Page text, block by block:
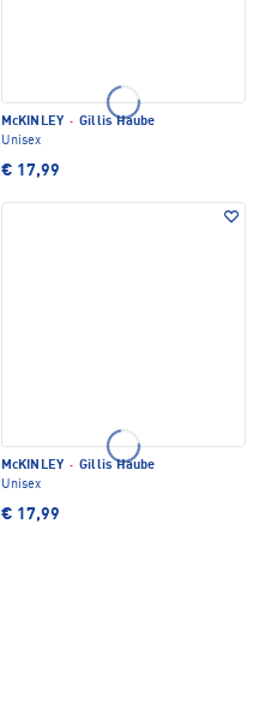
McKINLEY · Gillis Haube
Unisex
€ 17,99
McKINLEY · Gillis Haube
Unisex
€ 17,99